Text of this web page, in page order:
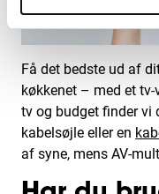
Få det bedste ud af
køkkenet – med et
tv og budget finder vi
kabelsøjle eller en
af syne, mens AV-